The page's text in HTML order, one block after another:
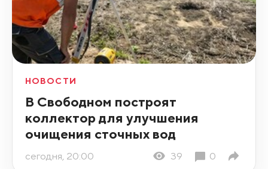
НОВОСТИ
В Свободном построят
коллектор для улучшения
очищения сточных вод
сегодня, 20:00 39 0